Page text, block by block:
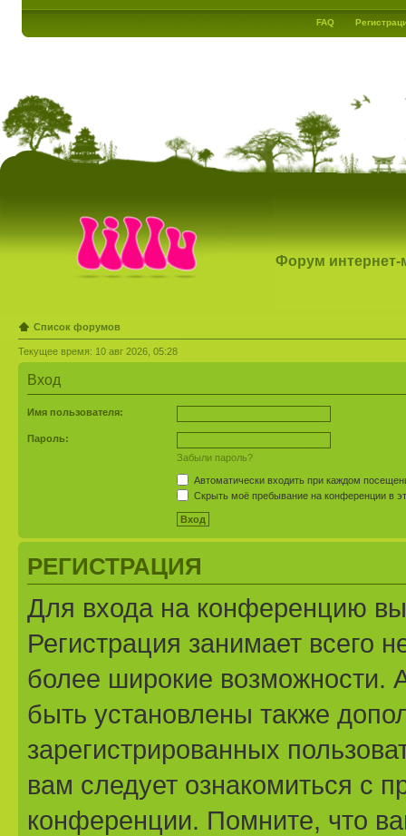
FAQ
Форум интернет-
Список форумов
Текущее время: 10 авг 2026, 05:28
Вход
Имя пользователя:
Пароль:
Забыли пароль?
Автоматически входить при каждом
Скрыть моё пребывание на конференции в
РЕГИСТРАЦИЯ
Для входа на конференцию
Регистрация занимает всего
более широкие возможности.
быть установлены также
зарегистрированных
вам следует ознакомиться с
конференции. Помните, что